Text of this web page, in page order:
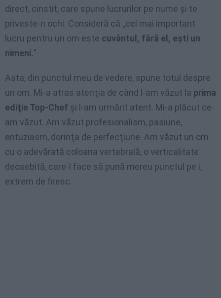
direct, cinstit, care spune lucrurilor pe nume şi te
priveste-n ochi. Consideră că ,,cel mai important
lucru pentru un om este cuvântul, fără el, eşti un
nimeni.”
Asta, din punctul meu de vedere, spune totul despre
un om. Mi-a atras atenţia de când l-am văzut la prima
ediţie Top-Chef şi l-am urmărit atent. Mi-a plăcut ce-
am văzut. Am văzut profesionalism, pasiune,
entuziasm, dorinţa de perfecţiune. Am văzut un om
cu o adevărată coloana vertebrală, o verticalitate
deosebită, care-l face să pună mereu punctul pe i,
extrem de firesc.